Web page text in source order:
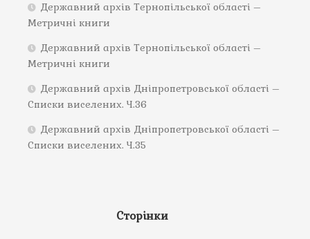
Державний архів Тернопільської області –
Метричні книги
Державний архів Тернопільської області –
Метричні книги
Державний архів Дніпропетровської області –
Списки виселених. Ч.36
Державний архів Дніпропетровської області –
Списки виселених. Ч.35
Сторінки